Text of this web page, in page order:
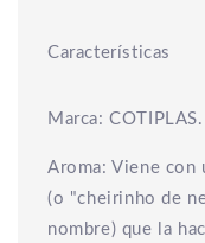
Características
Marca: COTIPLAS.
Aroma: Viene con
(o "cheirinho de
nombre) que la